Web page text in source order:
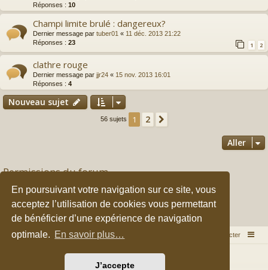
En poursuivant votre navigation sur ce site, vous
acceptez l’utilisation de cookies vous permettant
de bénéficier d’une expérience de navigation
optimale. En savoir plus…
J’accepte
Réponses : 10
Champi limite brulé : dangereux?
Dernier message par tuber01 « 11 déc. 2013 21:22
Réponses : 23 1 2
clathre rouge
Dernier message par jjr24 « 15 nov. 2013 16:01
Réponses : 4
Nouveau sujet
56 sujets 1 2
Aller
Permissions du forum
Vous ne pouvez pas
publier de nouveaux sujets dans ce forum
Vousne pouvez pasrépondre aux sujets dans ce forum
Vousne pouvez pasmodifier vos messages dans ce forum
ne pouvez pas
supprimer vos messages dans ce forum
Vousne pouvez pastransférer de pièces jointes dans ce forum
Accueil du forum Nous contacter
Développé parphpBB® Forum Software © phpBB Limited
Style parArty